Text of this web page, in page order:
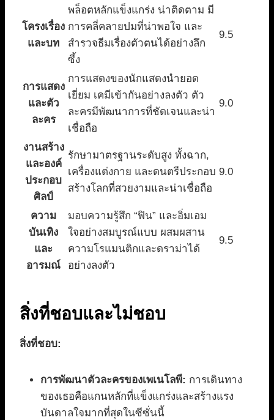
โครงเรื่อง
และบท
พล็อตหลักแข็งแกร่ง น่าติดตาม มี
การคลี่คลายปมที่น่าพอใจ และ
สำรวจธีมเรื่องตัวตนได้อย่างลึก
ซึ้ง
9.5
การแสดง
และตัว
ละคร
การแสดงของนักแสดงนำยอด
เยี่ยม เคมีเข้ากันอย่างลงตัว ตัว
ละครมีพัฒนาการที่ชัดเจนและน่า
เชื่อถือ
9.0
งานสร้าง
และองค์
ประกอบ
ศิลป์
รักษามาตรฐานระดับสูง ทั้งฉาก,
เครื่องแต่งกาย และดนตรีประกอบ
สร้างโลกที่สวยงามและน่าเชื่อถือ
9.0
ความ
บันเทิง
และ
อารมณ์
มอบความรู้สึก “ฟิน” และอิ่มเอม
ใจอย่างสมบูรณ์แบบ ผสมผสาน
ความโรแมนติกและดราม่าได้
อย่างลงตัว
9.5
สิ่งที่ชอบและไม่ชอบ
สิ่งที่ชอบ:
การพัฒนาตัวละครของเพเนโลพี: การเดินทาง
ของเธอคือแกนหลักที่แข็งแกร่งและสร้างแรง
บันดาลใจมากที่สุดในซีซั่นนี้